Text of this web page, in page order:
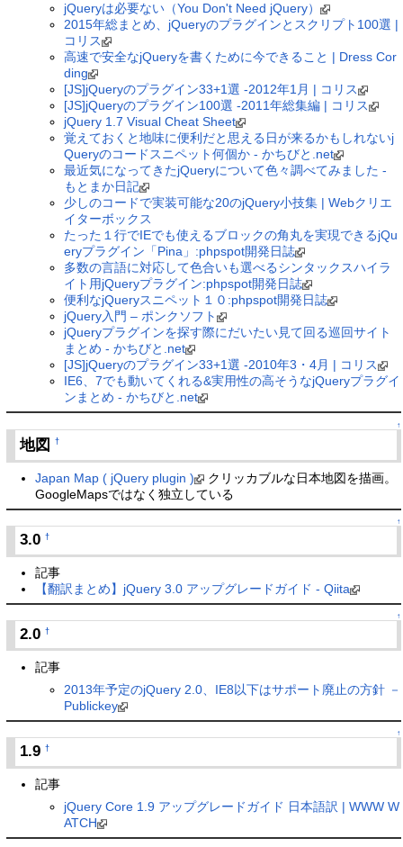
jQueryは必要ない（You Don't Need jQuery）
2015年総まとめ、jQueryのプラグインとスクリプト100選 |
コリス
高速で安全なjQueryを書くために今できること | Dress Cor
ding
[JS]jQueryのプラグイン33+1選 -2012年1月 | コリス
[JS]jQueryのプラグイン100選 -2011年総集編 | コリス
jQuery 1.7 Visual Cheat Sheet
覚えておくと地味に便利だと思える日が来るかもしれないj
Queryのコードスニペット何個か - かちびと.net
最近気になってきたjQueryについて色々調べてみました -
もとまか日記
少しのコードで実装可能な20のjQuery小技集 | Webクリエ
イターボックス
たった１行でIEでも使えるブロックの角丸を実現できるjQu
eryプラグイン「Pina」:phpspot開発日誌
多数の言語に対応して色合いも選べるシンタックスハイラ
イト用jQueryプラグイン:phpspot開発日誌
便利なjQueryスニペット１０:phpspot開発日誌
jQuery入門 – ポンクソフト
jQueryプラグインを探す際にだいたい見て回る巡回サイト
まとめ - かちびと.net
[JS]jQueryのプラグイン33+1選 -2010年3・4月 | コリス
IE6、7でも動いてくれる&実用性の高そうなjQueryプラグイ
ンまとめ - かちびと.net
↑
地図†
Japan Map ( jQuery plugin )
クリッカブルな日本地図を描画。
GoogleMapsではなく独立している
↑
3.0†
記事
【翻訳まとめ】jQuery 3.0 アップグレードガイド - Qiita
↑
2.0†
記事
2013年予定のjQuery 2.0、IE8以下はサポート廃止の方針 －
Publickey
↑
1.9†
記事
jQuery Core 1.9 アップグレードガイド 日本語訳 | WWW W
ATCH